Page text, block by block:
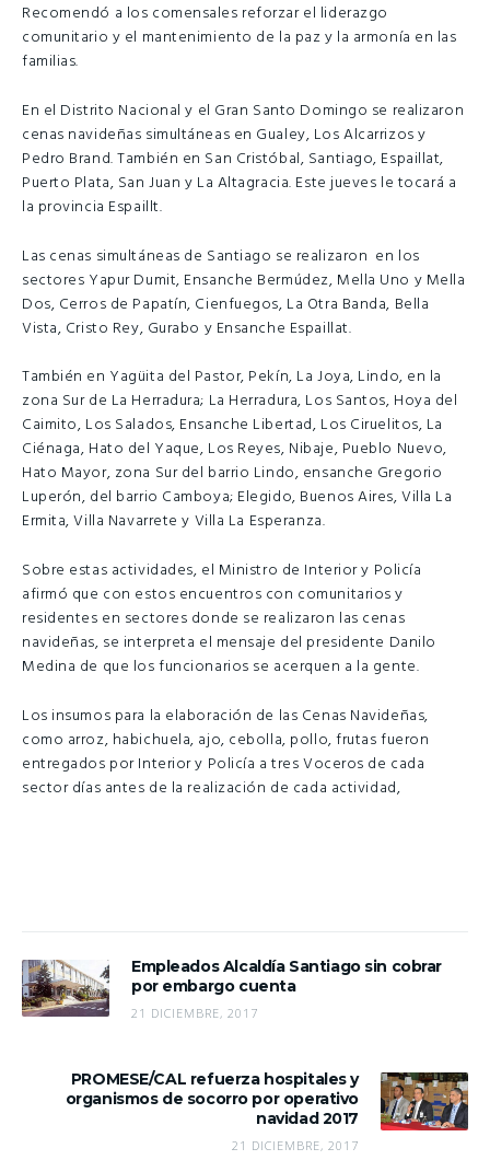
Recomendó a los comensales reforzar el liderazgo
comunitario y el mantenimiento de la paz y la armonía en las
familias.
En el Distrito Nacional y el Gran Santo Domingo se realizaron
cenas navideñas simultáneas en Gualey, Los Alcarrizos y
Pedro Brand. También en San Cristóbal, Santiago, Espaillat,
Puerto Plata, San Juan y La Altagracia. Este jueves le tocará a
la provincia Espaillt.
Las cenas simultáneas de Santiago se realizaron en los
sectores Yapur Dumit, Ensanche Bermúdez, Mella Uno y Mella
Dos, Cerros de Papatín, Cienfuegos, La Otra Banda, Bella
Vista, Cristo Rey, Gurabo y Ensanche Espaillat.
También en Yagüita del Pastor, Pekín, La Joya, Lindo, en la
zona Sur de La Herradura; La Herradura, Los Santos, Hoya del
Caimito, Los Salados, Ensanche Libertad, Los Ciruelitos, La
Ciénaga, Hato del Yaque, Los Reyes, Nibaje, Pueblo Nuevo,
Hato Mayor, zona Sur del barrio Lindo, ensanche Gregorio
Luperón, del barrio Camboya; Elegido, Buenos Aires, Villa La
Ermita, Villa Navarrete y Villa La Esperanza.
Sobre estas actividades, el Ministro de Interior y Policía
afirmó que con estos encuentros con comunitarios y
residentes en sectores donde se realizaron las cenas
navideñas, se interpreta el mensaje del presidente Danilo
Medina de que los funcionarios se acerquen a la gente.
Los insumos para la elaboración de las Cenas Navideñas,
como arroz, habichuela, ajo, cebolla, pollo, frutas fueron
entregados por Interior y Policía a tres Voceros de cada
sector días antes de la realización de cada actividad,
Empleados Alcaldía Santiago sin cobrar
por embargo cuenta
21 DICIEMBRE, 2017
PROMESE/CAL refuerza hospitales y
organismos de socorro por operativo
navidad 2017
21 DICIEMBRE, 2017